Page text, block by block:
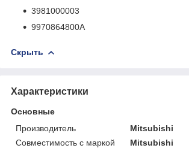
3981000003
9970864800А
Скрыть
Характеристики
Основные
Производитель
Mitsubishi
Совместимость с маркой
Mitsubishi